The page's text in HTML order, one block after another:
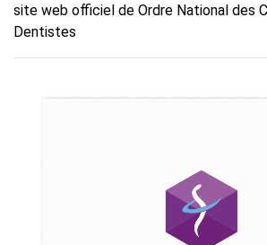
site web officiel de Ordre National des
Dentistes